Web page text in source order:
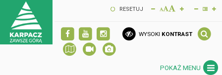
RESETUJ
WYSOKI KONTRAST
POKAŻ MENU